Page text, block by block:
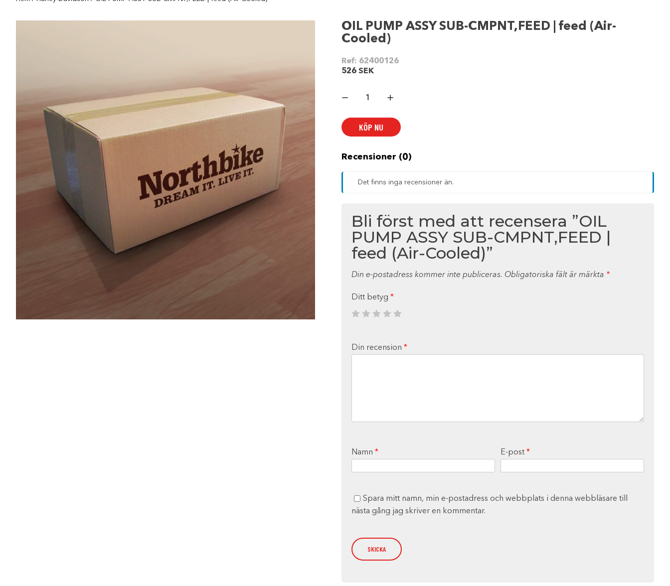
OIL PUMP ASSY SUB-CMPNT,FEED | feed (Air-
Cooled)
Ref: 62400126
526 SEK
PUMP
CMPNT,FEED
feed
mängd
KÖP NU
Recensioner (0)
Det finns inga recensioner än.
Bli först med att recensera ”OIL
PUMP ASSY SUB-CMPNT,FEED |
feed (Air-Cooled)”
Din e-postadress kommer inte publiceras. Obligatoriska fält är märkta *
Ditt betyg *
Din recension *
Namn * E-post*
Spara mitt namn, min e-postadress och webbplats i denna webbläsare till
nästa gång jag skriver en kommentar.